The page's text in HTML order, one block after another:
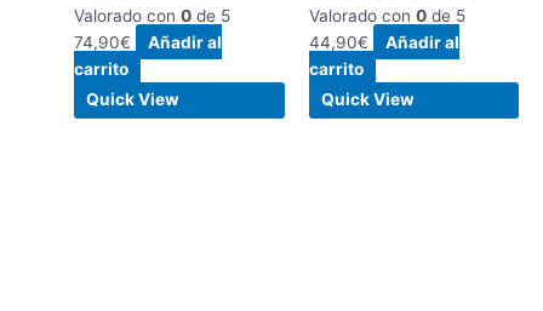
Valorado con0 de 5
74,90€
Añadir al
carrito
Quick View
Valorado con 0de 5
44,90€
Añadir al
carrito
Quick View